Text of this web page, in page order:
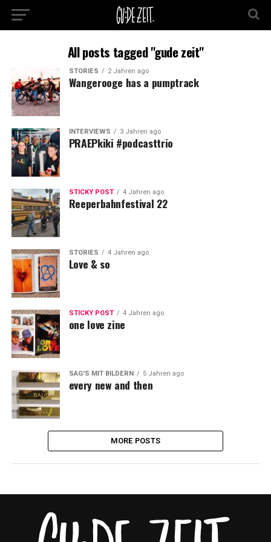
All posts tagged "gude zeit"
STORIES 2 Jahren ago
Wangerooge has a pumptrack
INTERVIEWS 3 Jahren ago
PRAEPkiki #podcasttrio
STICKY POST 4 Jahren ago
Reeperbahnfestival 22
STORIES 4 Jahren ago
Love & so
STICKY POST 4 Jahren ago
one love zine
SAG'S MIT BILDERN 5 Jahren ago
every new and then
MORE POSTS